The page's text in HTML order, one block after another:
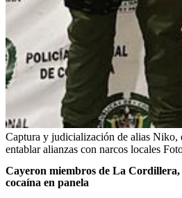
Captura y judicialización de alias Niko,
entablar alianzas con narcos locales
Cayeron miembros de La
cocaína en panela